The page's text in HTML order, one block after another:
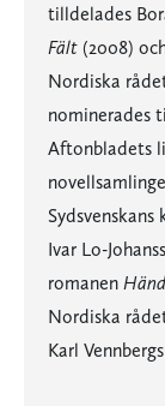
tilldelades
Fält (2008)
Nordiska
nominerades
Aftonbladets
Ivar Lo-
romanen
Nordiska
Karl